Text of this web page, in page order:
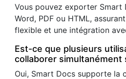
Vous pouvez exporter Smart
Word, PDF ou HTML,
flexible et une intégration
Est-ce que plusieurs
collaborer simultanément
Oui, Smart Docs supporte la